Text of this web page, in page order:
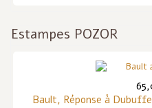
Estampes POZOR
Bault, Réponse à